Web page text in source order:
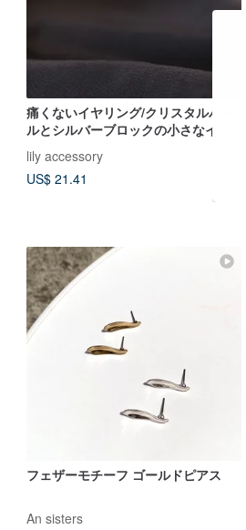
痛くないイヤリング/クリスタルパー
ルとシルバーブロックの小さなイヤ
lily accessory
US$ 21.41
フェザーモチーフ ゴールドピアス
An sisters